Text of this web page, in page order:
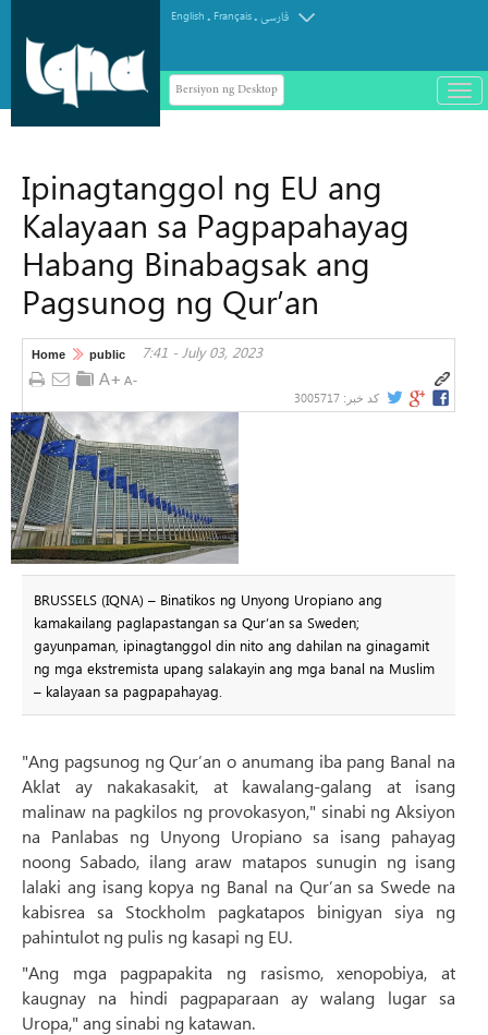
English . Français.فارسی
Bersiyon ng Desktop
باز
و
Ipinagtanggol ng EU ang
Kalayaan sa Pagpapahayag
Habang Binabagsak ang
Pagsunog ng Qur’an
Home public 7:41 - July 03, 2023
کد خبر: 3005717
BRUSSELS (IQNA) – Binatikos ng Unyong Uropiano ang
kamakailang paglapastangan sa Qur’an sa Sweden;
gayunpaman, ipinagtanggol din nito ang dahilan na ginagamit
ng mga ekstremista upang salakayin ang mga banal na Muslim
– kalayaan sa pagpapahayag.
"Ang pagsunog ng Qur’an o anumang iba pang Banal na
Aklat ay nakakasakit, at kawalang-galang at isang
malinaw na pagkilos ng provokasyon," sinabi ng Aksiyon
na Panlabas ng Unyong Uropiano sa isang pahayag
noong Sabado, ilang araw matapos sunugin ng isang
lalaki ang isang kopya ng Banal na Qur’an sa Swede na
kabisrea sa Stockholm pagkatapos binigyan siya ng
pahintulot ng pulis ng kasapi ng EU.
"Ang mga pagpapakita ng rasismo, xenopobiya, at
kaugnay na hindi pagpaparaan ay walang lugar sa
Uropa," ang sinabi ng katawan.